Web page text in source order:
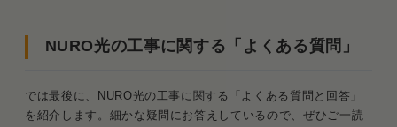
NURO光の工事に関する「よくある質問」
では最後に、NURO光の工事に関する「よくある質問と回答」
を紹介します。細かな疑問にお答えしているので、ぜひご一読